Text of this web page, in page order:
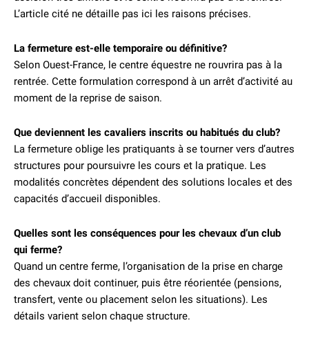
L’article cité ne détaille pas ici les raisons précises.
La fermeture est-elle temporaire ou définitive?
Selon Ouest-France, le centre équestre ne rouvrira pas à la
rentrée. Cette formulation correspond à un arrêt d’activité au
moment de la reprise de saison.
Que deviennent les cavaliers inscrits ou habitués du club?
La fermeture oblige les pratiquants à se tourner vers d’autres
structures pour poursuivre les cours et la pratique. Les
modalités concrètes dépendent des solutions locales et des
capacités d’accueil disponibles.
Quelles sont les conséquences pour les chevaux d’un club
qui ferme?
Quand un centre ferme, l’organisation de la prise en charge
des chevaux doit continuer, puis être réorientée (pensions,
transfert, vente ou placement selon les situations). Les
détails varient selon chaque structure.